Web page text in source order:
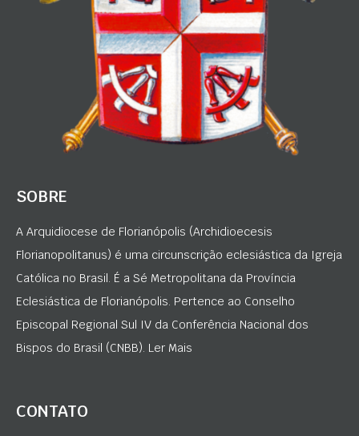
SOBRE
A Arquidiocese de Florianópolis (Archidioecesis
Florianopolitanus) é uma circunscrição eclesiástica da Igreja
Católica no Brasil. É a Sé Metropolitana da Província
Eclesiástica de Florianópolis. Pertence ao Conselho
Episcopal Regional Sul IV da Conferência Nacional dos
Bispos do Brasil (CNBB). Ler Mais
CONTATO